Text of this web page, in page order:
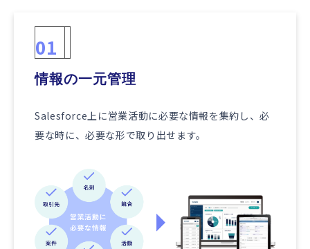
01
情報の一元管理
Salesforce上に営業活動に必要な情報を集約し、必
要な時に、必要な形で取り出せます。